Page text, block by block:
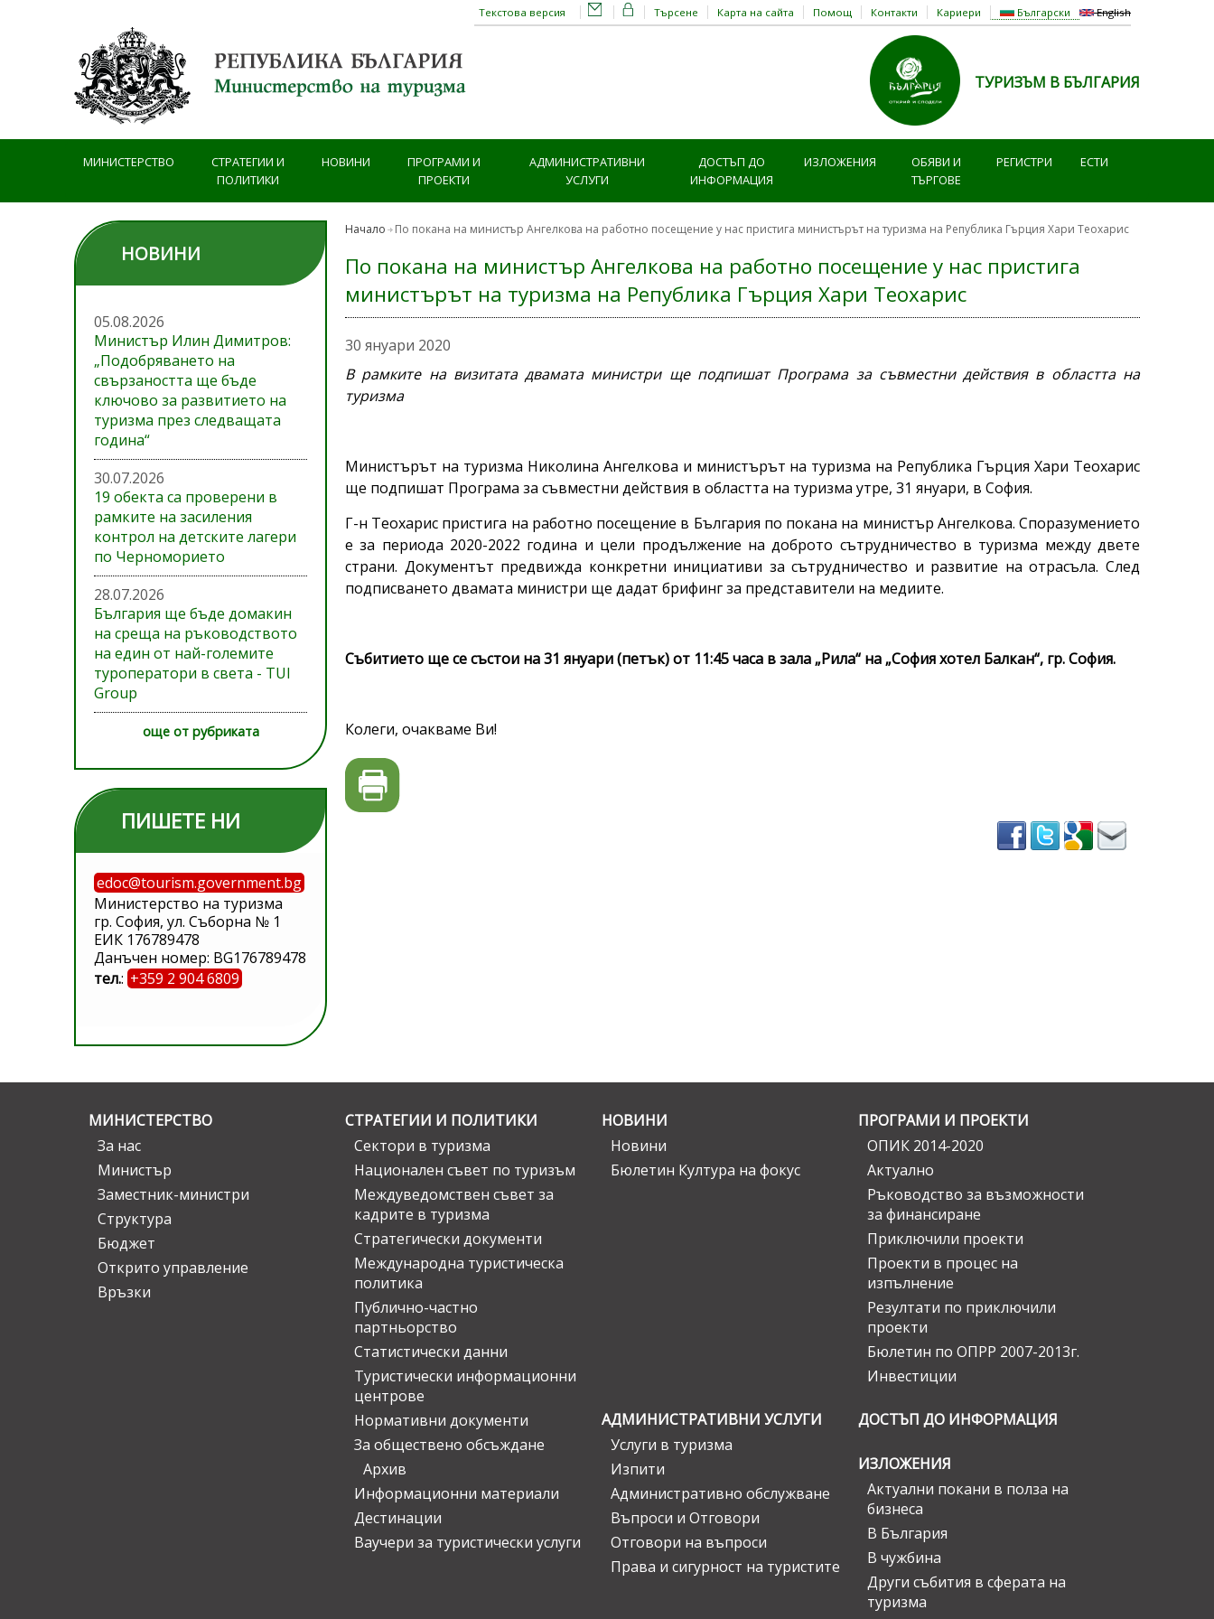
Български English
Търсене Карта на сайта Помощ Контакти Кариери
Текстова версия
ТУРИЗЪМ В БЪЛГАРИЯ
МИНИСТЕРСТВО
СТРАТЕГИИ И
ПОЛИТИКИ
НОВИНИ
ПРОГРАМИ И
ПРОЕКТИ
АДМИНИСТРАТИВНИ
УСЛУГИ
ДОСТЪП ДО
ИНФОРМАЦИЯ
ИЗЛОЖЕНИЯ
ОБЯВИ И
ТЪРГОВЕ
РЕГИСТРИ ЕСТИ
НОВИНИ
05.08.2026
Министър Илин Димитров:
„Подобряването на
свързаността ще бъде
ключово за развитието на
туризма през следващата
година“
30.07.2026
19 обекта са проверени в
рамките на засиления
контрол на детските лагери
по Черноморието
28.07.2026
България ще бъде домакин
на среща на ръководството
на един от най-големите
туроператори в света - TUI
Group
още от рубриката
ПИШЕТЕ НИ
edoc@tourism.government.bg
Министерство на туризма
гр. София, ул. Съборна № 1
ЕИК 176789478
Данъчен номер: BG176789478
тел.: +359 2 904 6809
Начало По покана на министър Ангелкова на работно посещение у нас пристига министърът на туризма на Република Гърция Хари Теохарис
По покана на министър Ангелкова на работно посещение у нас пристига
министърът на туризма на Република Гърция Хари Теохарис
30 януари 2020
В рамките на визитата двамата министри ще подпишат Програма за съвместни действия в областта на
туризма
Министърът на туризма Николина Ангелкова и министърът на туризма на Република Гърция Хари Теохарис
ще подпишат Програма за съвместни действия в областта на туризма утре, 31 януари, в София.
Г-н Теохарис пристига на работно посещение в България по покана на министър Ангелкова. Споразумението
е за периода 2020-2022 година и цели продължение на доброто сътрудничество в туризма между двете
страни. Документът предвижда конкретни инициативи за сътрудничество и развитие на отрасъла. След
подписването двамата министри ще дадат брифинг за представители на медиите.
Събитието ще се състои на 31 януари (петък) от 11:45 часа в зала „Рила“ на „София хотел Балкан“, гр. София.
Колеги, очакваме Ви!
МИНИСТЕРСТВО
За нас
Министър
Заместник-министри
Структура
Бюджет
Открито управление
Връзки
СТРАТЕГИИ И ПОЛИТИКИ
Сектори в туризма
Национален съвет по туризъм
Междуведомствен съвет за
кадрите в туризма
Стратегически документи
Международна туристическа
политика
Публично-частно
партньорство
Статистически данни
Туристически информационни
центрове
Нормативни документи
За обществено обсъждане
Архив
Информационни материали
Дестинации
Ваучери за туристически услуги
НОВИНИ
Новини
Бюлетин Култура на фокус
ПРОГРАМИ И ПРОЕКТИ
ОПИК 2014-2020
Актуално
Ръководство за възможности
за финансиране
Приключили проекти
Проекти в процес на
изпълнение
Резултати по приключили
проекти
Бюлетин по ОПРР 2007-2013г.
Инвестиции
АДМИНИСТРАТИВНИ УСЛУГИ
Услуги в туризма
Изпити
Административно обслужване
Въпроси и Отговори
Отговори на въпроси
Права и сигурност на туристите
ДОСТЪП ДО ИНФОРМАЦИЯ
ИЗЛОЖЕНИЯ
Актуални покани в полза на
бизнеса
В България
В чужбина
Други събития в сферата на
туризма